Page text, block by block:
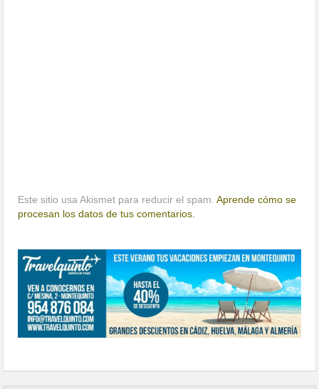
Este sitio usa Akismet para reducir el spam.Aprende cómo se
procesan los datos de tus comentarios.